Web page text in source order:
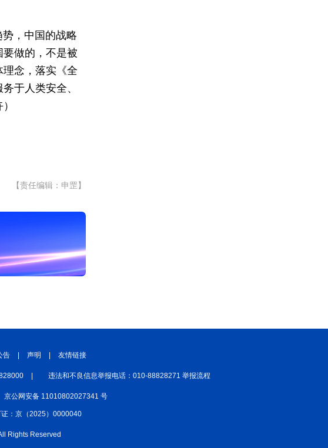
，中国的战略
做的，不是被
念，落实《全
于人类安全、
【责任编辑：申罡】
告 声明 友情链接
违法和不良信息举报电话：010-88828271 举报流程
京公网安备 11010802027341 号
：京（2025）0000040
Rights Reserved